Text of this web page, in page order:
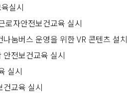
실시
로자안전보건교육 실시
눔버스 운영을 위한 VR 콘텐츠 설치
전보건교육 실시
실시
건교육 실시